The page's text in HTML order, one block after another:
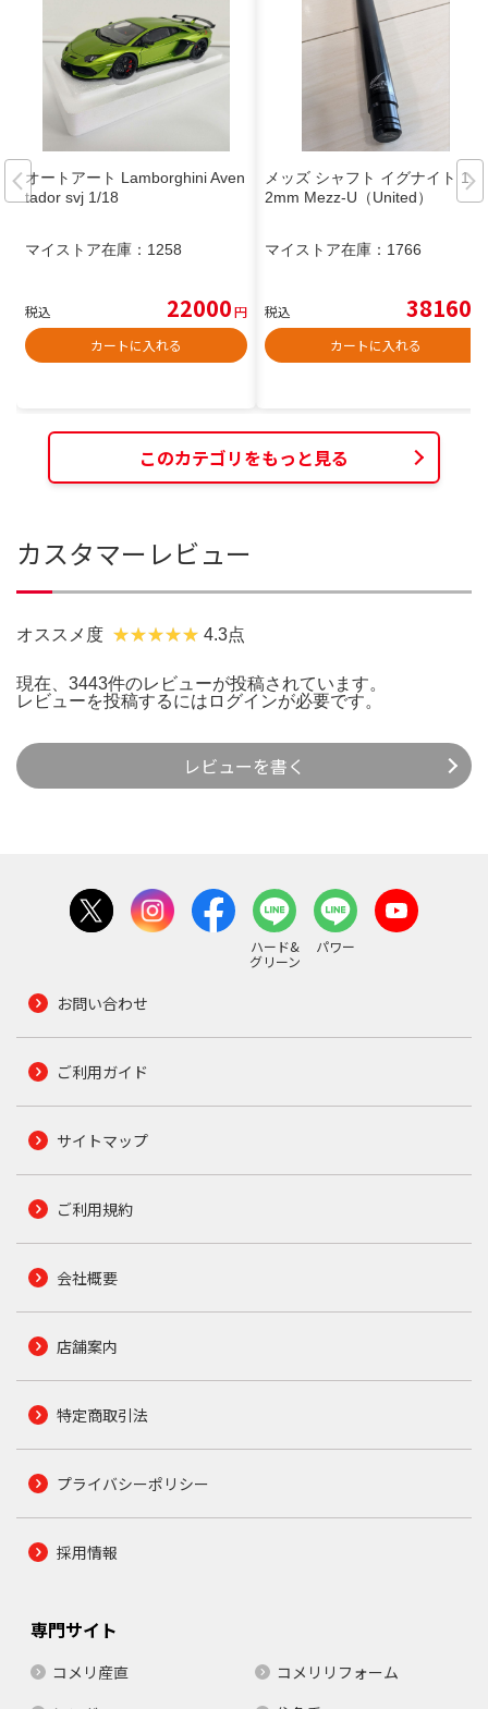
オートアート Lamborghini Aven
tador svj 1/18
マイストア在庫： 1258
税込 22000円
カートに入れる
メッズ シャフト イグナイト 12.
2mm Mezz-U（United）
マイストア在庫： 1766
税込 38160
カートに入れる
このカテゴリをもっと見る
カスタマーレビュー
オススメ度 4.3点
現在、3443件のレビューが投稿されています。
レビューを投稿するには ログインが必要です。
レビューを書く
ハード&
グリーン
パワー
お問い合わせ
ご利用ガイド
サイトマップ
ご利用規約
会社概要
店舗案内
特定商取引法
プライバシーポリシー
採用情報
専門サイト
コメリ産直
コメリリフォーム